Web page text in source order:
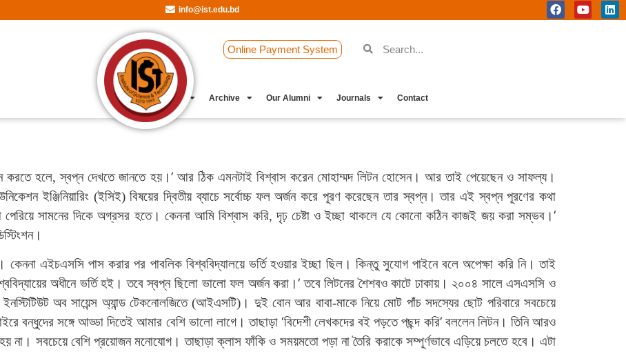
info@ist.edu.bd
Online Payment System
Student Clubs Archive Our Alumni Journals Contact
করতে হলে, স্বপ্ন দেখতে জানতে হয়।’আর ঠিক এমনটাই বিশ্বাস করেন মোহাম্মদ লিটন হোসেন। আর তাই পেয়েছেন ও সাফল্য।
ইঞ্জিনিয়ারিং (ইসিই) বিষয়ের দ্বিতীয় ব্যাচে সর্বোচ্চ ফল অর্জন করে পূরণ করেছেন তার স্বপ্ন। তার এই স্বপ্ন পূরণের কথা
পেরিয়ে সামনের দিকে অগ্রসর হতে। কেননা আমি বিশ্বাস করি, দৃঢ় চেষ্টা ও ইচ্ছা থাকলে যে কোনো কঠিন কাজই জয় করা সম্ভব।’
কেননা এইচএসসি পাস করার পর পাবলিক বিশ্ববিদ্যালয়ে ভর্তি হওয়ার ইচ্ছা ছিল। কিন্তু সুযোগ পাইনে বলে অপেক্ষা করি নি। তাই
অধীনে ভর্তি হই। তবে স্বপ্ন ছিলো ভালো ফল অর্জন করা।’তবে লিটনের শৈশবও কাটে ঢাকায়। ২০০৪ সালে এসএসসি ও
অব সায়েন্স অ্যান্ড টেকনোলজিতে (আইএসটি)। দুই বোন আর বাবা-মাকে নিয়ে মোট পাঁচ সদস্যের ছোট পরিবারে সবচেয়ে
বন্ধুদের সঙ্গে আড্ডা দিতেই আমার বেশি ভালো লাগে। তাছাড়া ‘বিদেশী লেখকদের বই পড়তে পছন্দ করি’বললেন লিটন। তিনি আরও
না। সবচেয়ে বেশি প্রয়োজন মনোযোগ। তাছাড়া ক্লাস ফাঁকি ও সময়মতো পড়া না তৈরি করাকে সম্পূর্ণভাবে এড়িয়ে চলতে হবে। এটা